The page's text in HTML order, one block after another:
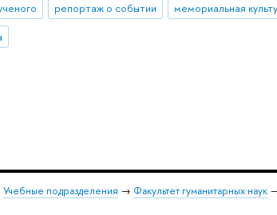
репортаж о событии мемориальная
Учебные подразделения → Факультет гуманитарных наук